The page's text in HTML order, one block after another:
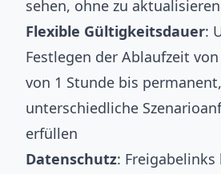
sehen, ohne zu aktualisieren
Flexible Gültigkeitsdauer:
Festlegen der Ablaufzeit
von 1 Stunde bis
unterschiedliche
erfüllen
Datenschutz: